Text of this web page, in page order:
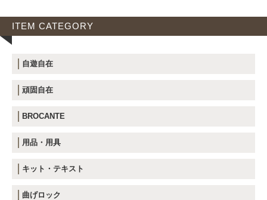
ITEM CATEGORY
自遊自在
頑固自在
BROCANTE
用品・用具
キット・テキスト
曲げロック